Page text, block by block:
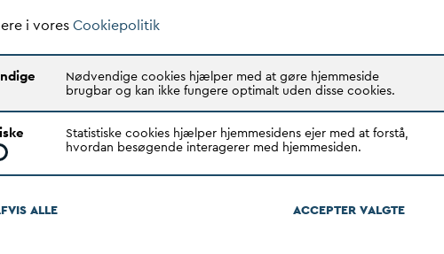
V
taler
Find dineDANVA medarbejdere
Arrangementer
i voresCookiepolitik
Nødvendige cookies hjælper med at gøre hjemmeside
brugbar og kan ikke fungere optimalt uden disse cookies.
Statistiske cookies hjælper hjemmesidens ejer med at forstå,
hvordan besøgende interagerer med hjemmesiden.
ALLE ACCEPTERVALGTE